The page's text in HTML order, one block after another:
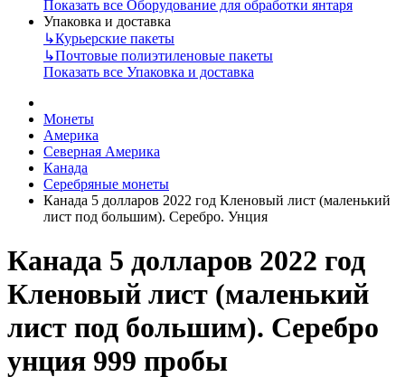
Показать все Оборудование для обработки янтаря
Упаковка и доставка
↳Курьерские пакеты
↳Почтовые полиэтиленовые пакеты
Показать все Упаковка и доставка
Монеты
Америка
Северная Америка
Канада
Серебряные монеты
Канада 5 долларов 2022 год Кленовый лист (маленький
лист под большим). Серебро. Унция
Канада 5 долларов 2022 год
Кленовый лист (маленький
лист под большим). Серебро
унция 999 пробы